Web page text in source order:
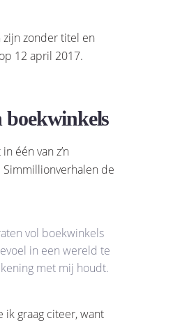
zijn zonder titel en
12 april 2017.
boekwinkels
één van z’n
de
vol boekwinkels
in een wereld te
met mij houdt.
ik graag citeer, want